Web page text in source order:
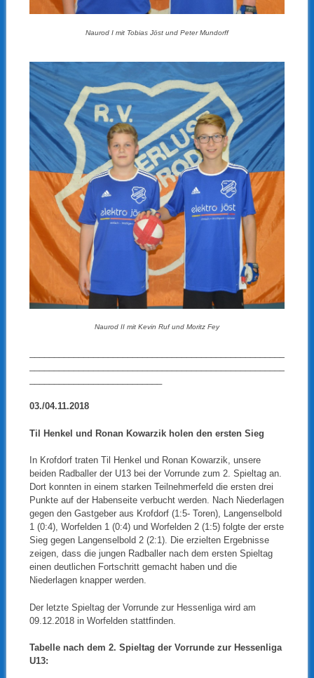
Naurod I mit Tobias Jöst und Peter Mundorff
Naurod II mit Kevin Ruf und Moritz Fey
03./04.11.2018
Til Henkel und Ronan Kowarzik holen den ersten Sieg
In Krofdorf traten Til Henkel und Ronan Kowarzik, unsere
beiden Radballer der U13 bei der Vorrunde zum 2. Spieltag an.
Dort konnten in einem starken Teilnehmerfeld die ersten drei
Punkte auf der Habenseite verbucht werden. Nach Niederlagen
gegen den Gastgeber aus Krofdorf (1:5- Toren), Langenselbold
1 (0:4), Worfelden 1 (0:4) und Worfelden 2 (1:5) folgte der erste
Sieg gegen Langenselbold 2 (2:1). Die erzielten Ergebnisse
zeigen, dass die jungen Radballer nach dem ersten Spieltag
einen deutlichen Fortschritt gemacht haben und die
Niederlagen knapper werden.
Der letzte Spieltag der Vorrunde zur Hessenliga wird am
09.12.2018 in Worfelden stattfinden.
Tabelle nach dem 2. Spieltag der Vorrunde zur Hessenliga
U13: